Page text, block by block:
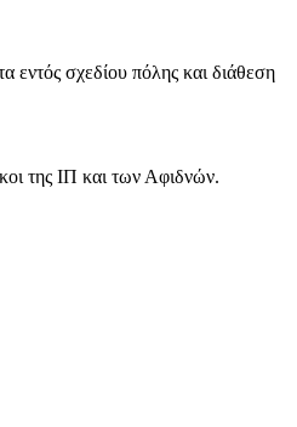
εντός σχεδίου πόλης και διάθεση
της ΙΠ και των Αφιδνών.